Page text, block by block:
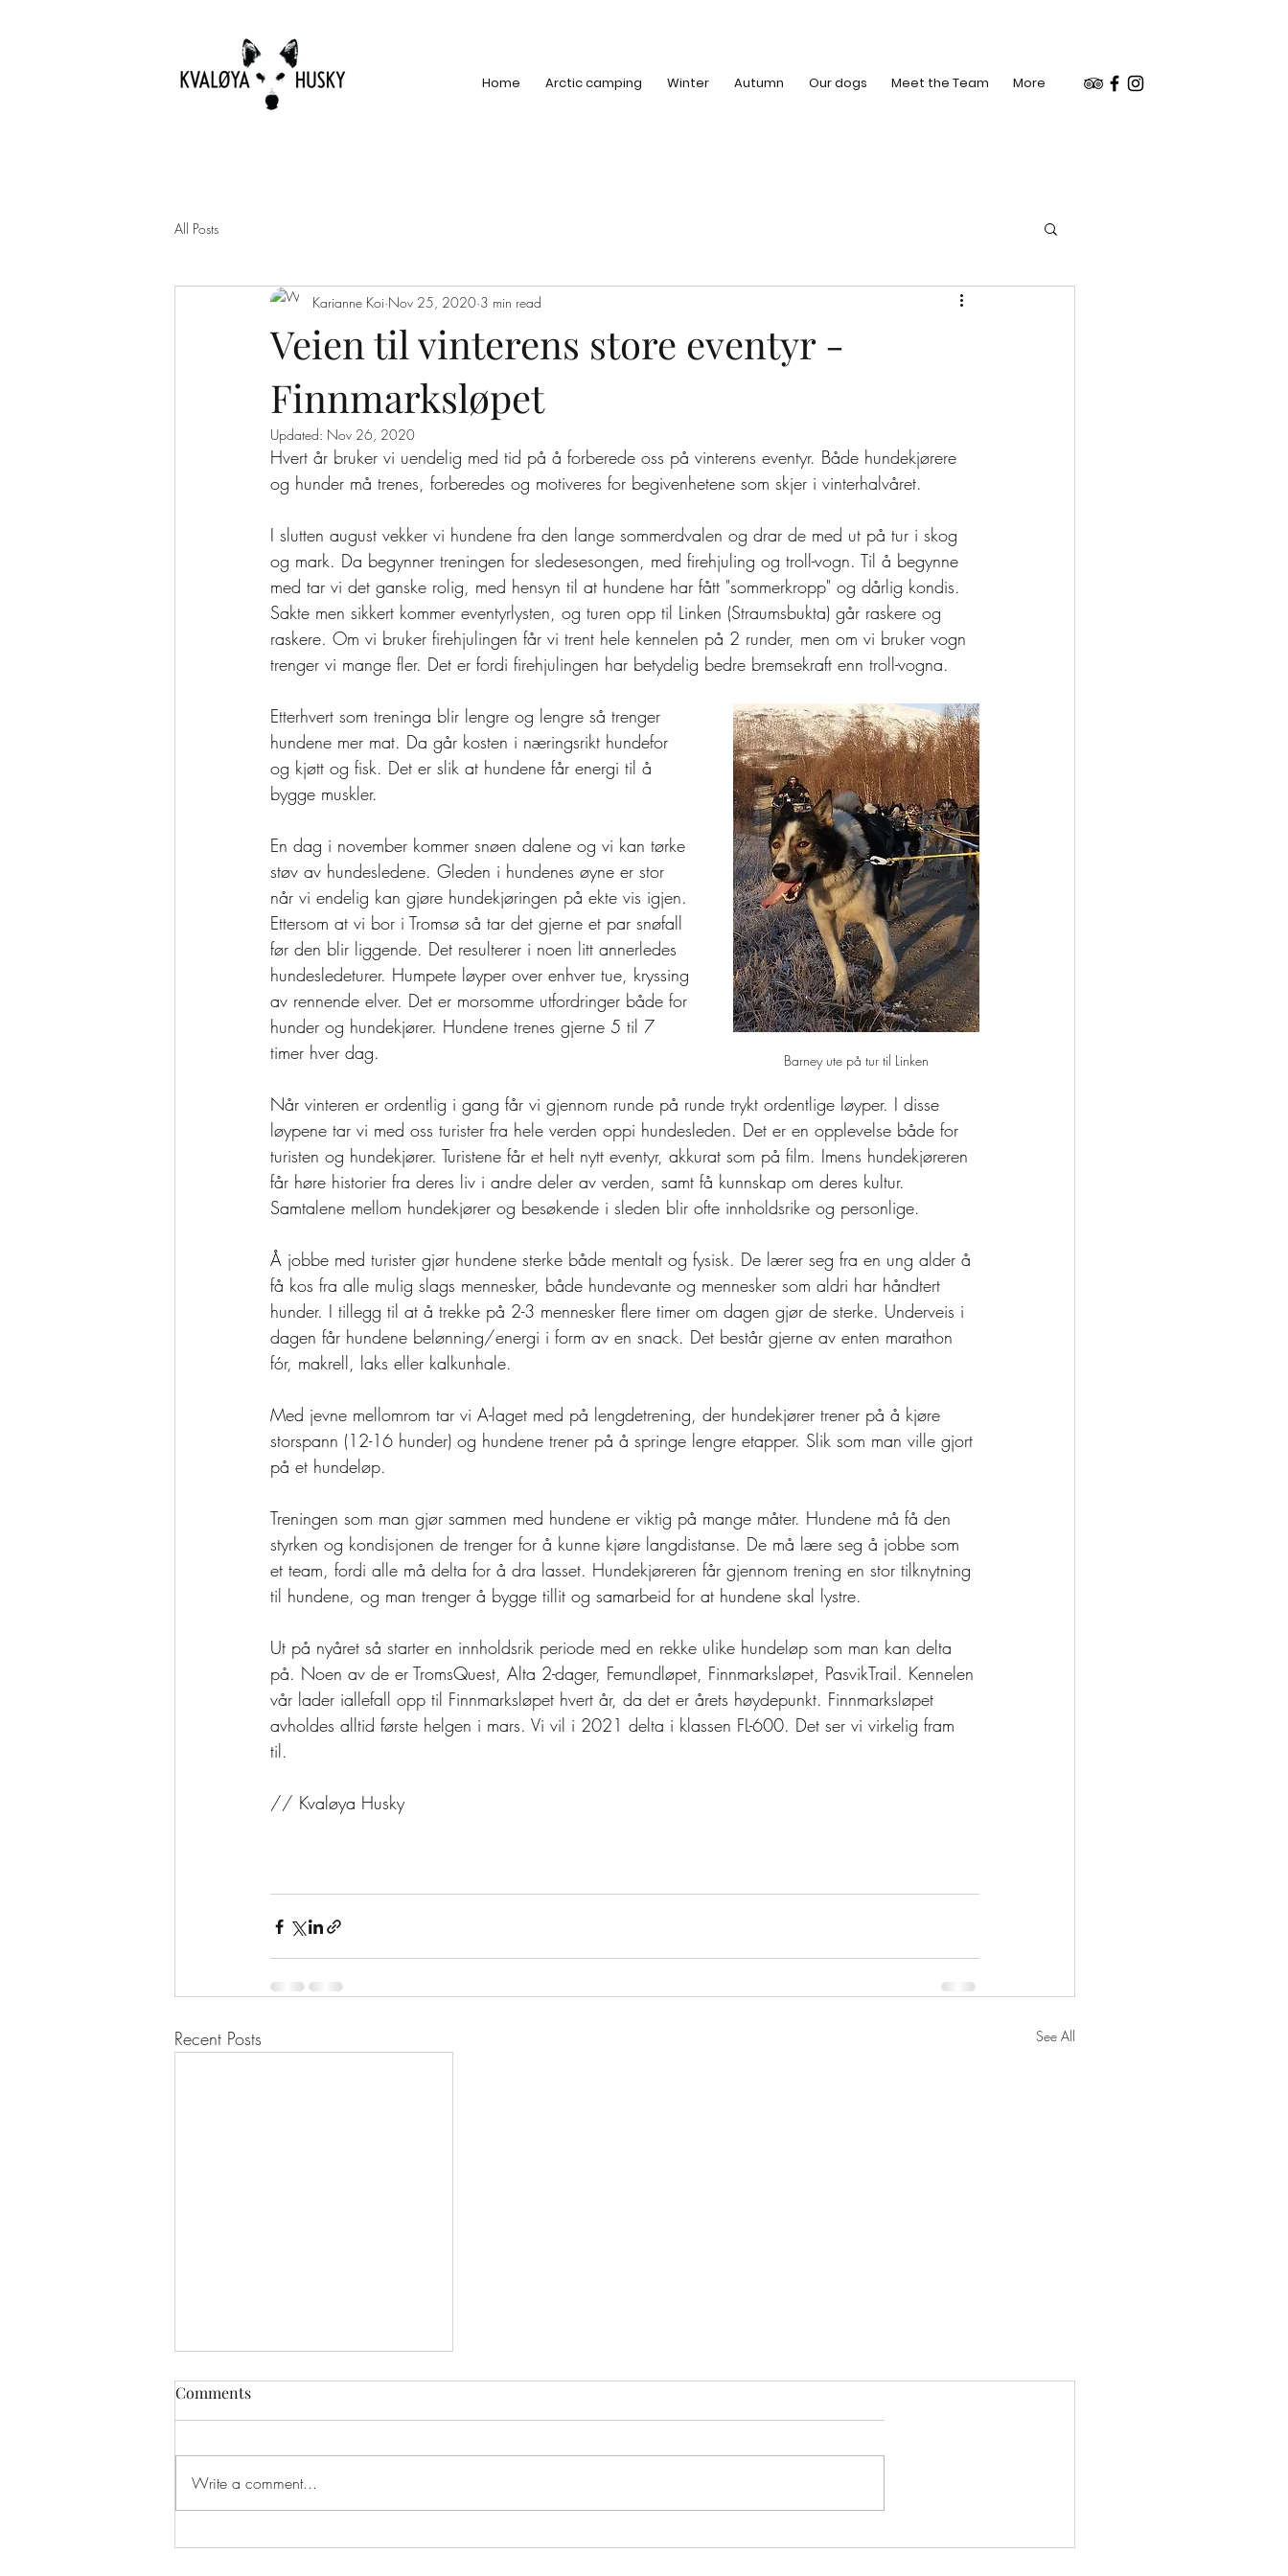
Home Arctic camping Winter Autumn Our dogs Meet the Team More
All Posts
Veien til vinterens store eventyr -
Finnmarksløpet
Karianne Koi Nov 25, 2020 3 min read
Updated: Nov 26, 2020
Hvert år bruker vi uendelig med tid på å forberede oss på vinterens eventyr. Både hundekjørere
og hunder må trenes, forberedes og motiveres for begivenhetene som skjer i vinterhalvåret.
I slutten august vekker vi hundene fra den lange sommerdvalen og drar de med ut på tur i skog
og mark. Da begynner treningen for sledesesongen, med firehjuling og troll-vogn. Til å begynne
med tar vi det ganske rolig, med hensyn til at hundene har fått "sommerkropp" og dårlig kondis.
Sakte men sikkert kommer eventyrlysten, og turen opp til Linken (Straumsbukta) går raskere og
raskere. Om vi bruker firehjulingen får vi trent hele kennelen på 2 runder, men om vi bruker vogn
trenger vi mange fler. Det er fordi firehjulingen har betydelig bedre bremsekraft enn troll-vogna.
Barney ute på tur til Linken
Etterhvert som treninga blir lengre og lengre så trenger
hundene mer mat. Da går kosten i næringsrikt hundefor
og kjøtt og fisk. Det er slik at hundene får energi til å
bygge muskler.
En dag i november kommer snøen dalene og vi kan tørke
støv av hundesledene. Gleden i hundenes øyne er stor
når vi endelig kan gjøre hundekjøringen på ekte vis igjen.
Ettersom at vi bor i Tromsø så tar det gjerne et par snøfall
før den blir liggende. Det resulterer i noen litt annerledes
hundesledeturer. Humpete løyper over enhver tue, kryssing
av rennende elver. Det er morsomme utfordringer både for
hunder og hundekjører. Hundene trenes gjerne 5 til 7
timer hver dag.
Når vinteren er ordentlig i gang får vi gjennom runde på runde trykt ordentlige løyper. I disse
løypene tar vi med oss turister fra hele verden oppi hundesleden. Det er en opplevelse både for
turisten og hundekjører. Turistene får et helt nytt eventyr, akkurat som på film. Imens hundekjøreren
får høre historier fra deres liv i andre deler av verden, samt få kunnskap om deres kultur.
Samtalene mellom hundekjører og besøkende i sleden blir ofte innholdsrike og personlige.
Å jobbe med turister gjør hundene sterke både mentalt og fysisk. De lærer seg fra en ung alder å
få kos fra alle mulig slags mennesker, både hundevante og mennesker som aldri har håndtert
hunder. I tillegg til at å trekke på 2-3 mennesker flere timer om dagen gjør de sterke. Underveis i
dagen får hundene belønning/energi i form av en snack. Det består gjerne av enten marathon
fór, makrell, laks eller kalkunhale.
Med jevne mellomrom tar vi A-laget med på lengdetrening, der hundekjører trener på å kjøre
storspann (12-16 hunder) og hundene trener på å springe lengre etapper. Slik som man ville gjort
på et hundeløp.
Treningen som man gjør sammen med hundene er viktig på mange måter. Hundene må få den
styrken og kondisjonen de trenger for å kunne kjøre langdistanse. De må lære seg å jobbe som
et team, fordi alle må delta for å dra lasset. Hundekjøreren får gjennom trening en stor tilknytning
til hundene, og man trenger å bygge tillit og samarbeid for at hundene skal lystre.
Ut på nyåret så starter en innholdsrik periode med en rekke ulike hundeløp som man kan delta
på. Noen av de er TromsQuest, Alta 2-dager, Femundløpet, Finnmarksløpet, PasvikTrail. Kennelen
vår lader iallefall opp til Finnmarksløpet hvert år, da det er årets høydepunkt. Finnmarksløpet
avholdes alltid første helgen i mars. Vi vil i 2021 delta i klassen FL-600. Det ser vi virkelig fram
til.
// Kvaløya Husky
Recent Posts See All
Hundesledesafari for
Comments
Write a comment...